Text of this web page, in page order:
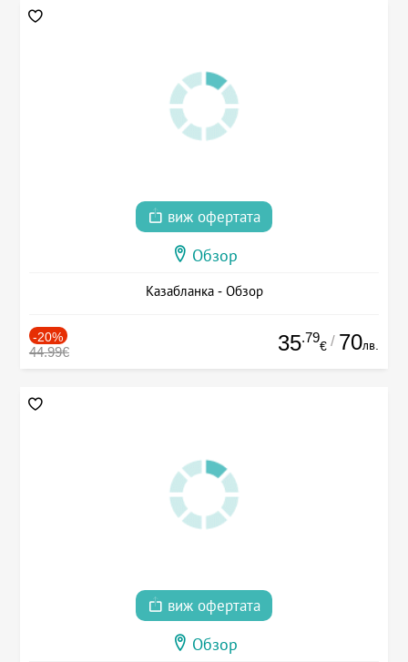
виж офертата
Обзор
Казабланка - Обзор
-20%
44.99€ 35.79
€ / 70лв.
виж офертата
Обзор